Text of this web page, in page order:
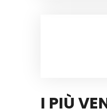
I PIÙ